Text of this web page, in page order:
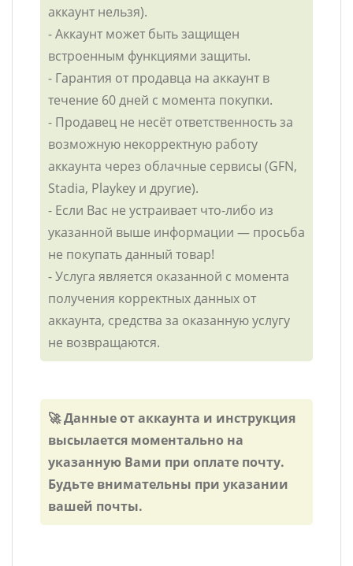
аккаунт нельзя).
- Аккаунт может быть защищен
встроенным функциями защиты.
- Гарантия от продавца на аккаунт в
течение 60 дней с момента покупки.
- Продавец не несёт ответственность за
возможную некорректную работу
аккаунта через облачные сервисы (GFN,
Stadia, Playkey и другие).
- Если Вас не устраивает что-либо из
указанной выше информации — просьба
не покупать данный товар!
- Услуга является оказанной с момента
получения корректных данных от
аккаунта, средства за оказанную услугу
не возвращаются.
🚀 Данные от аккаунта и инструкция
высылается моментально на
указанную Вами при оплате почту.
Будьте внимательны при указании
вашей почты.